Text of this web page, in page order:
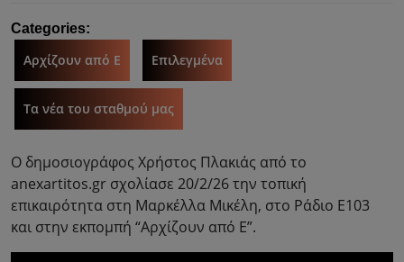
Categories:
Αρχίζουν από Ε Επιλεγμένα
Τα νέα του σταθμού μας
Ο δημοσιογράφος Χρήστος Πλακιάς από το
anexartitos.gr σχολίασε 20/2/26 την τοπική
επικαιρότητα στη Μαρκέλλα Μικέλη, στο Ράδιο Ε103
και στην εκπομπή “Αρχίζουν από Ε”.